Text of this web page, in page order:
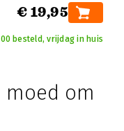
€ 19,95
besteld, vrijdag in huis
moed om